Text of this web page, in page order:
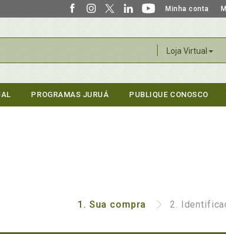
Minha conta
Loja Virtual
PROGRAMAS JURUÁ PUBLIQUE CONOSCO
1. Sua compra 2.